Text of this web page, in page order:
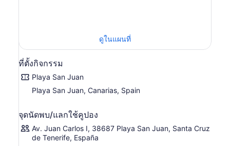
ในสถานที่นี้ คุณสามารถพบสัตว์ทะเลสายพันธุ์อื่นๆ ได้ เช่น เต่า
ปลาบิน ปลาซาร์ดีน โรงเรียนปลาทูน่า และอื่นๆ อีกมากมาย
ดูในแผนที่
ที่ตั้งกิจกรรม
Playa San Juan
Playa San Juan, Canarias, Spain
จุดนัดพบ/แลกใช้คูปอง
Av. Juan Carlos I, 38687 Playa San Juan, Santa Cruz
de Tenerife, España